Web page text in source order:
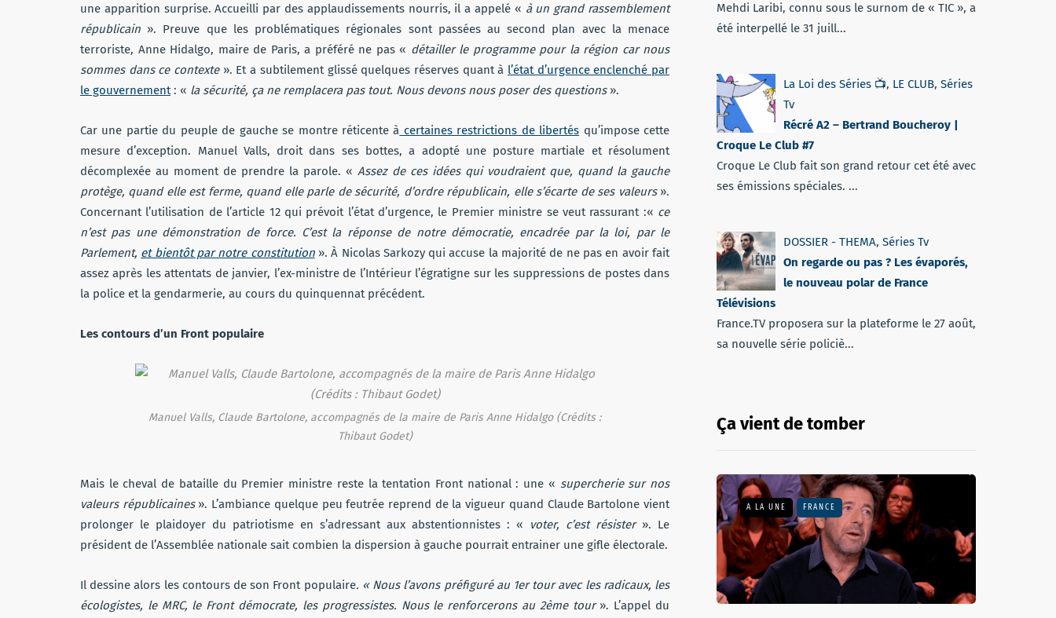
une apparition surprise. Accueilli par des applaudissements nourris, il a appelé « à un grand rassemblement
républicain ». Preuve que les problématiques régionales sont passées au second plan avec la menace
terroriste, Anne Hidalgo, maire de Paris, a préféré ne pas « détailler le programme pour la région car nous
sommes dans ce contexte ». Et a subtilement glissé quelques réserves quant à l’état d’urgence enclenché par
le gouvernement: « la sécurité, ça ne remplacera pas tout. Nous devons nous poser des questions».
Car une partie du peuple de gauche se montre réticente à certaines restrictions de libertés qu’impose cette
mesure d’exception. Manuel Valls, droit dans ses bottes, a adopté une posture martiale et résolument
décomplexée au moment de prendre la parole. « Assez de ces idées qui voudraient que, quand la gauche
protège, quand elle est ferme, quand elle parle de sécurité, d’ordre républicain, elle s’écarte de ses valeurs».
Concernant l’utilisation de l’article 12 qui prévoit l’état d’urgence, le Premier ministre se veut rassurant :« ce
n’est pas une démonstration de force. C’est la réponse de notre démocratie, encadrée par la loi, par le
Parlement, et bientôt par notre constitution». À Nicolas Sarkozy qui accuse la majorité de ne pas en avoir fait
assez après les attentats de janvier, l’ex-ministre de l’Intérieur l’égratigne sur les suppressions de postes dans
la police et la gendarmerie, au cours du quinquennat précédent.
Les contours d’un Front populaire
Manuel Valls, Claude Bartolone, accompagnés de la maire de Paris Anne Hidalgo (Crédits :
Thibaut Godet)
Mais le cheval de bataille du Premier ministre reste la tentation Front national : une « supercherie sur nos
valeurs républicaines ». L’ambiance quelque peu feutrée reprend de la vigueur quand Claude Bartolone vient
prolonger le plaidoyer du patriotisme en s’adressant aux abstentionnistes : «
voter, c’est résister ». Le
président de l’Assemblée nationale sait combien la dispersion à gauche pourrait entrainer une gifle électorale.
Il dessine alors les contours de son Front populaire. « Nous l’avons préfiguré au 1er tour avec les radicaux, les
écologistes, le MRC, le Front démocrate, les progressistes. Nous le renforcerons au 2ème tour ». L’appel du
Mehdi Laribi, connu sous le surnom de « TIC », a
été interpellé le 31 juill...
La Loi des Séries 📺, LE CLUB, Séries
Tv
Récré A2 – Bertrand Boucheroy |
Croque Le Club #7
Croque Le Club fait son grand retour cet été avec
ses émissions spéciales. ...
DOSSIER - THEMA, Séries Tv
On regarde ou pas ? Les évaporés,
le nouveau polar de France
Télévisions
France.TV proposera sur la plateforme le 27 août,
sa nouvelle série policiè...
Ça vient de tomber
A LA UNE FRANCE